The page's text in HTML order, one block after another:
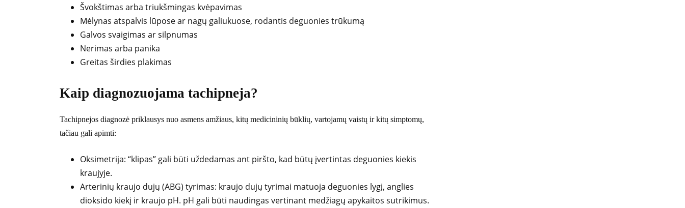
Švokštimas arba triukšmingas kvėpavimas
Mėlynas atspalvis lūpose ar nagų galiukuose, rodantis deguonies trūkumą
Galvos svaigimas ar silpnumas
Nerimas arba panika
Greitas širdies plakimas
Kaip diagnozuojama tachipneja?
Tachipnejos diagnozė priklausys nuo asmens amžiaus, kitų medicininių būklių, vartojamų vaistų ir kitų simptomų,
tačiau gali apimti:
Oksimetrija: “klipas” gali būti uždedamas ant piršto, kad būtų įvertintas deguonies kiekis
kraujyje.
Arterinių kraujo dujų (ABG) tyrimas: kraujo dujų tyrimai matuoja deguonies lygį, anglies
dioksido kiekį ir kraujo pH. pH gali būti naudingas vertinant medžiagų apykaitos sutrikimus.